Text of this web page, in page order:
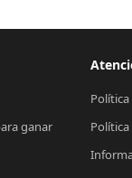
ganar